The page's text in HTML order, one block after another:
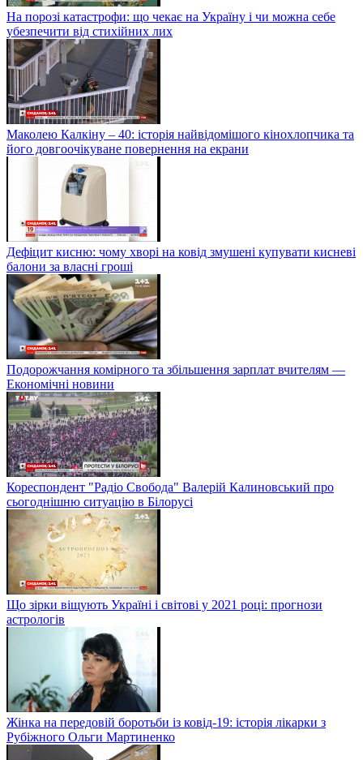
На порозі катастрофи: що чекає на Україну і чи можна себе
убезпечити від стихійних лих
Маколею Калкіну – 40: історія найвідомішого кінохлопчика та
його довгоочікуване повернення на екрани
Дефіцит кисню: чому хворі на ковід змушені купувати кисневі
балони за власні гроші
Подорожчання комірного та збільшення зарплат вчителям —
Економічні новини
Кореспондент "Радіо Свобода" Валерій Калиновський про
сьогоднішню ситуацію в Білорусі
Що зірки віщують Україні і світові у 2021 році: прогнози
астрологів
Жінка на передовій боротьби із ковід-19: історія лікарки з
Рубіжного Ольги Мартиненко